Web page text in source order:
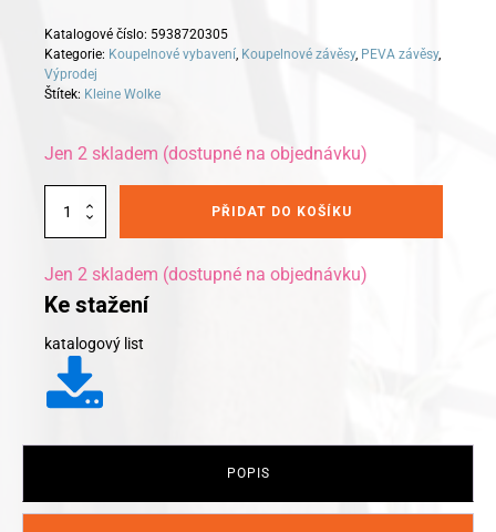
Katalogové číslo: 5938720305
Kategorie: Koupelnové vybavení Koupelnové závěsy, PEVA závěsy,
Výprodej
Štítek: Kleine Wolke
Jen 2 skladem (dostupné na objednávku)
Kleine
koupelnový
Shell
180x200cm
množství
PŘIDAT DO KOŠÍKU
Jen 2 skladem (dostupné na objednávku)
Ke stažení
katalogový list
POPIS